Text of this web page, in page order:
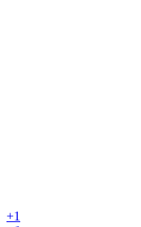
+1